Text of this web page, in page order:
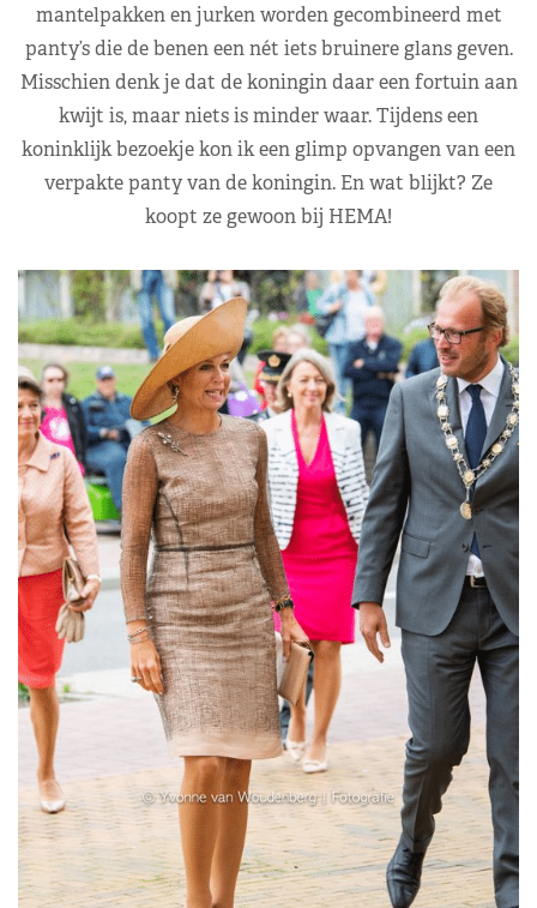
mantelpakken en jurken worden gecombineerd met
panty’s die de benen een nét iets bruinere glans geven.
Misschien denk je dat de koningin daar een fortuin aan
kwijt is, maar niets is minder waar. Tijdens een
koninklijk bezoekje kon ik een glimp opvangen van een
verpakte panty van de koningin. En wat blijkt? Ze
koopt ze gewoon bij HEMA!